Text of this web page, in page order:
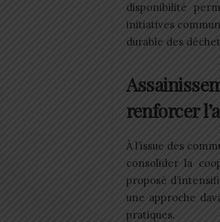
disponibilité
initiatives
durable des
renforcer
À l’issue des
consolider la
proposé
une approche
pratiques.